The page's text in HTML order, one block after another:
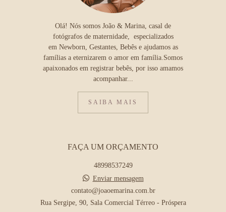
Olá! Nós somos João & Marina, casal de
fotógrafos de maternidade, especializados
em Newborn, Gestantes, Bebês e ajudamos as
famílias a eternizarem o amor em família.Somos
apaixonados em registrar bebês, por isso amamos
acompanhar...
SAIBA MAIS
FAÇA UM ORÇAMENTO
48998537249
Enviar mensagem
contato@joaoemarina.com.br
Rua Sergipe, 90, Sala Comercial Térreo - Próspera